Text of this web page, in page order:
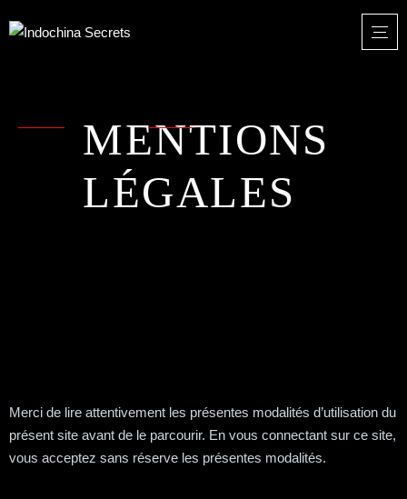
MENTIONS
LÉGALES
Merci de lire attentivement les présentes modalités d’utilisation du
présent site avant de le parcourir. En vous connectant sur ce site,
vous acceptez sans réserve les présentes modalités.